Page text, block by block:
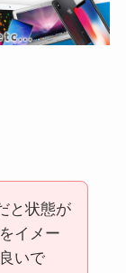
と状態が
イメー
いで